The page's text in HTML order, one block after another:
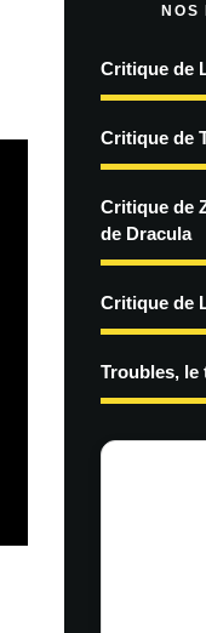
NOS
Critique de
Critique de
Critique de
de Dracula
Critique de
Troubles, le